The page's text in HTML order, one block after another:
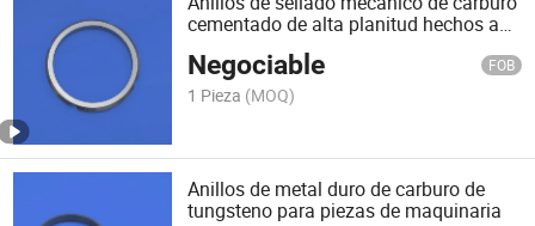
cementado de alta planitud hechos a
Negociable FOB
1 Pieza (MOQ)
Anillos de metal duro de carburo de
tungsteno para piezas de maquinaria